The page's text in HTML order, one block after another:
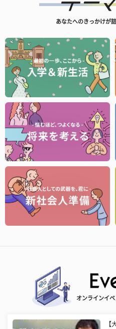
あなたへのきっかけが
オンラインイ
【